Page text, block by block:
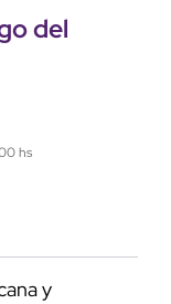
del
hs
y